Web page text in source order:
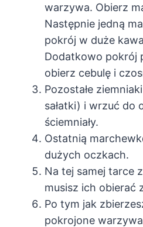
warzywa. Obierz
Następnie jedną
pokrój w duże
Dodatkowo pokrój
obierz cebulę i
Pozostałe
sałatki) i wrzuć do
ściemniały.
Ostatnią
dużych oczkach.
Na tej samej tarce
musisz ich obierać
Po tym jak
pokrojone